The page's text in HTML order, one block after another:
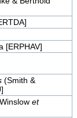
[ERPHAV]
(Smith &
et